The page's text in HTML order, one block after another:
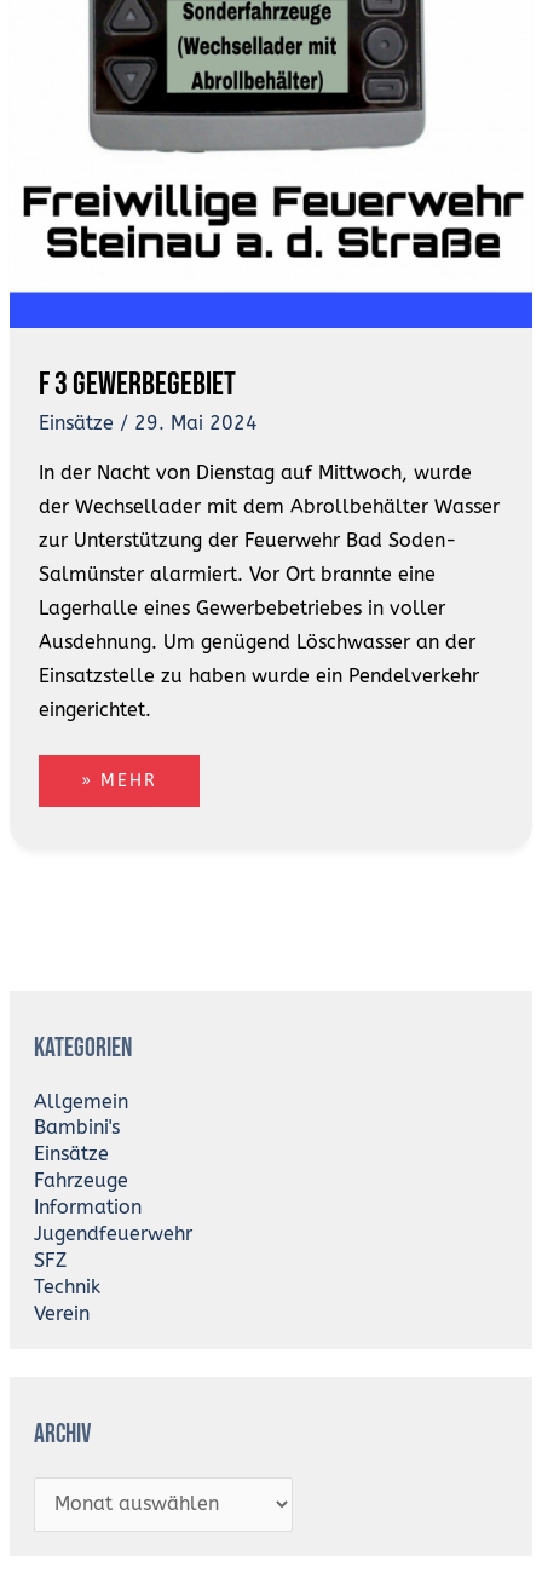
F 3 Gewerbegebiet
Einsätze / 29. Mai 2024
In der Nacht von Dienstag auf Mittwoch, wurde
der Wechsellader mit dem Abrollbehälter Wasser
zur Unterstützung der Feuerwehr Bad Soden-
Salmünster alarmiert. Vor Ort brannte eine
Lagerhalle eines Gewerbebetriebes in voller
Ausdehnung. Um genügend Löschwasser an der
Einsatzstelle zu haben wurde ein Pendelverkehr
eingerichtet.
» MEHR
Kategorien
Allgemein
Bambini's
Einsätze
Fahrzeuge
Information
Jugendfeuerwehr
SFZ
Technik
Verein
Archiv
c
v